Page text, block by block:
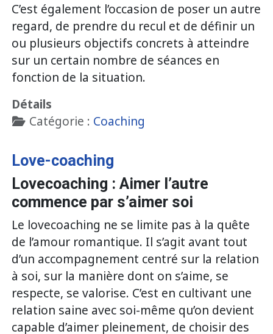
C’est également l’occasion de poser un autre
regard, de prendre du recul et de définir un
ou plusieurs objectifs concrets à atteindre
sur un certain nombre de séances en
fonction de la situation.
Détails
Catégorie : Coaching
Love-coaching
Lovecoaching : Aimer l’autre
commence par s’aimer soi
Le lovecoaching ne se limite pas à la quête
de l’amour romantique. Il s’agit avant tout
d’un accompagnement centré sur la relation
à soi, sur la manière dont on s’aime, se
respecte, se valorise. C’est en cultivant une
relation saine avec soi-même qu’on devient
capable d’aimer pleinement, de choisir des